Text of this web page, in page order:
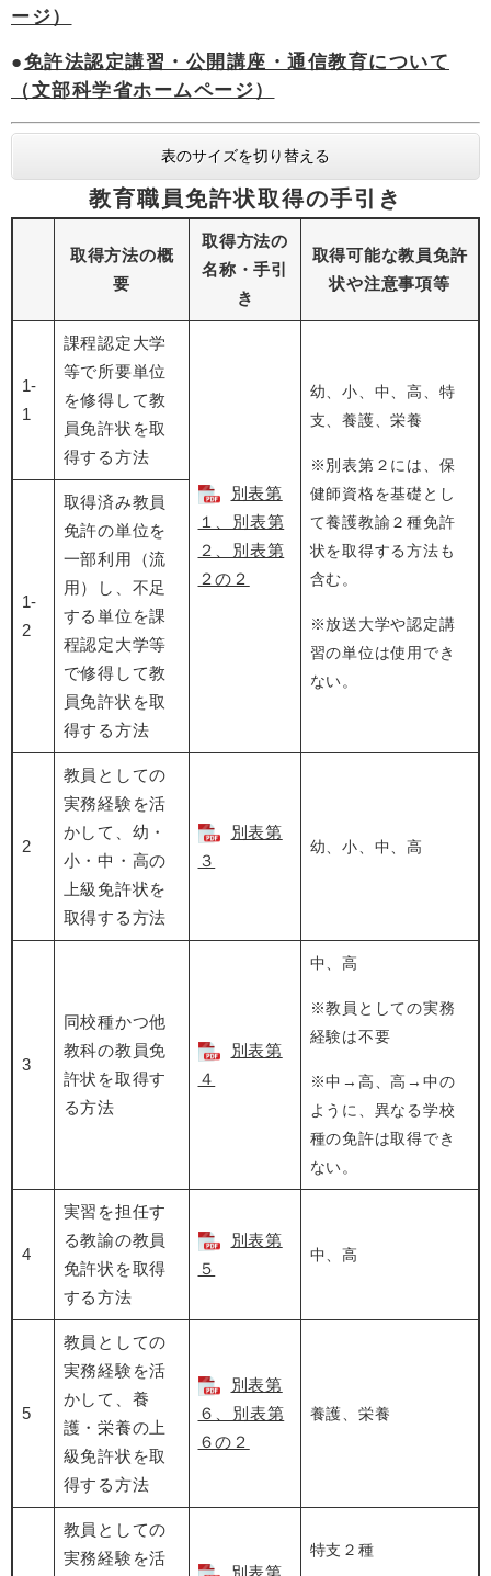
ージ）
●免許法認定講習・公開講座・通信教育について
（文部科学省ホームページ）
表のサイズを切り替える
教育職員免許状取得の手引き
取得方法の概
要
取得方法の
名称・手引
き
取得可能な教員免許
状や注意事項等
1-
1
課程認定大学
等で所要単位
を修得して教
員免許状を取
得する方法
別表第
１、別表第
２、別表第
２の２
幼、小、中、高、特
支、養護、栄養
※別表第２には、保
健師資格を基礎とし
て養護教諭２種免許
状を取得する方法も
含む。
※放送大学や認定講
習の単位は使用でき
ない。
1-
2
取得済み教員
免許の単位を
一部利用（流
用）し、不足
する単位を課
程認定大学等
で修得して教
員免許状を取
得する方法
2
教員としての
実務経験を活
かして、幼・
小・中・高の
上級免許状を
取得する方法
別表第
３
幼、小、中、高
3
同校種かつ他
教科の教員免
許状を取得す
る方法
別表第
４
中、高
※教員としての実務
経験は不要
※中→高、高→中の
ように、異なる学校
種の免許は取得でき
ない。
4
実習を担任す
る教諭の教員
免許状を取得
する方法
別表第
５
中、高
5
教員としての
実務経験を活
かして、養
護・栄養の上
級免許状を取
得する方法
別表第
６、別表第
６の２
養護、栄養
教員としての
実務経験を活
別表第
特支２種